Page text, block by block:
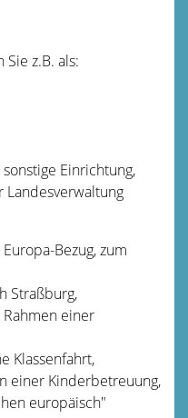
z.B. als:
Einrichtung,
Landesverwaltung
Bezug, zum
Straßburg,
einer
Klassenfahrt,
einer Kinderbetreuung,
europäisch"